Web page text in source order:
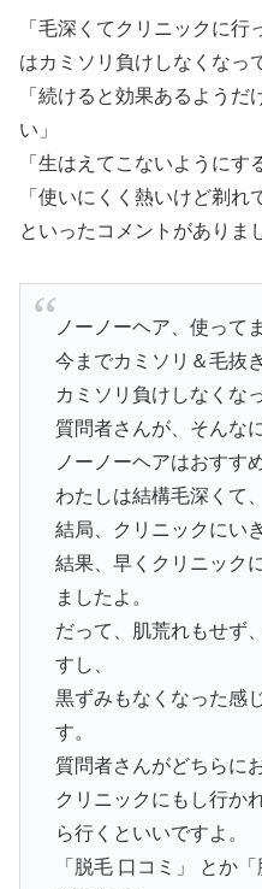
「毛深くてクリニックに
はカミソリ負けしなくなっ
「続けると効果あるよう
い」
「生はえてこないようにす
「使いにくく熱いけど剃れ
といったコメントがありま
ノーノーヘア、使って
今までカミソリ＆毛抜
カミソリ負けしなくな
質問者さんが、そんな
ノーノーヘアはおすす
わたしは結構毛深くて
結局、クリニックにい
結果、早くクリニック
ましたよ。
だって、肌荒れもせず
すし、
黒ずみもなくなった感
す。
質問者さんがどちらに
クリニックにもし行か
ら行くといいですよ。
「脱毛 口コミ」 とか